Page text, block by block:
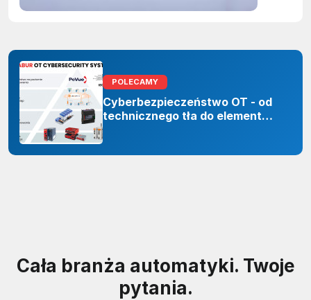
POLECAMY
Cyberbezpieczeństwo OT - od
technicznego tła do elementu
Cała branża automatyki. Twoje
pytania.